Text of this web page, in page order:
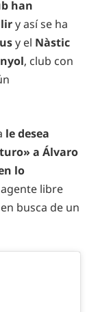
han
y así se ha
y el Nàstic
, club con
le desea
a Álvaro
lo
libre
busca de un